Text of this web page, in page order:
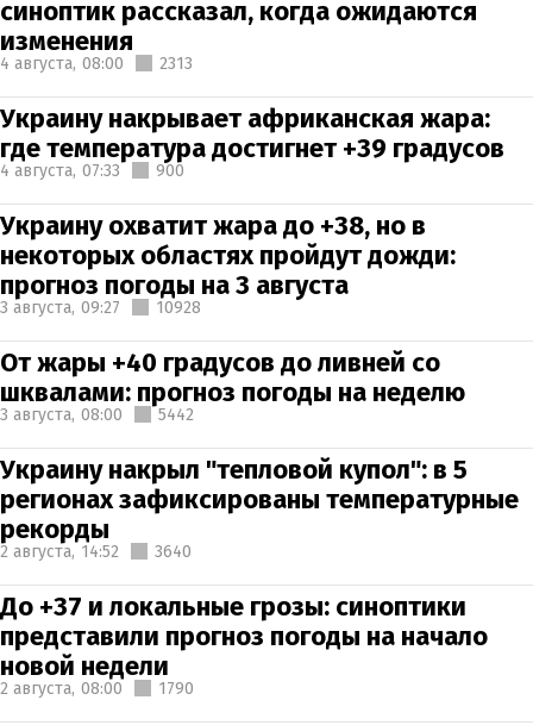
синоптик рассказал, когда ожидаются
изменения
4 августа, 08:00 2313
Украину накрывает африканская жара:
где температура достигнет +39 градусов
4 августа, 07:33 900
Украину охватит жара до +38, но в
некоторых областях пройдут дожди:
прогноз погоды на 3 августа
3 августа, 09:27 10928
От жары +40 градусов до ливней со
шквалами: прогноз погоды на неделю
3 августа, 08:00 5442
Украину накрыл "тепловой купол": в 5
регионах зафиксированы температурные
рекорды
2 августа, 14:52 3640
До +37 и локальные грозы: синоптики
представили прогноз погоды на начало
новой недели
2 августа, 08:00 1790